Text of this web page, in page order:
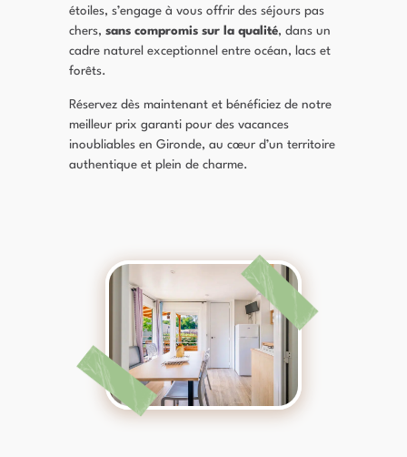
étoiles, s’engage à vous offrir des séjours pas
chers, sans compromis sur la qualité, dans un
cadre naturel exceptionnel entre océan, lacs et
forêts.
Réservez dès maintenant et bénéficiez de notre
meilleur prix garanti pour des vacances
inoubliables en Gironde, au cœur d’un territoire
authentique et plein de charme.